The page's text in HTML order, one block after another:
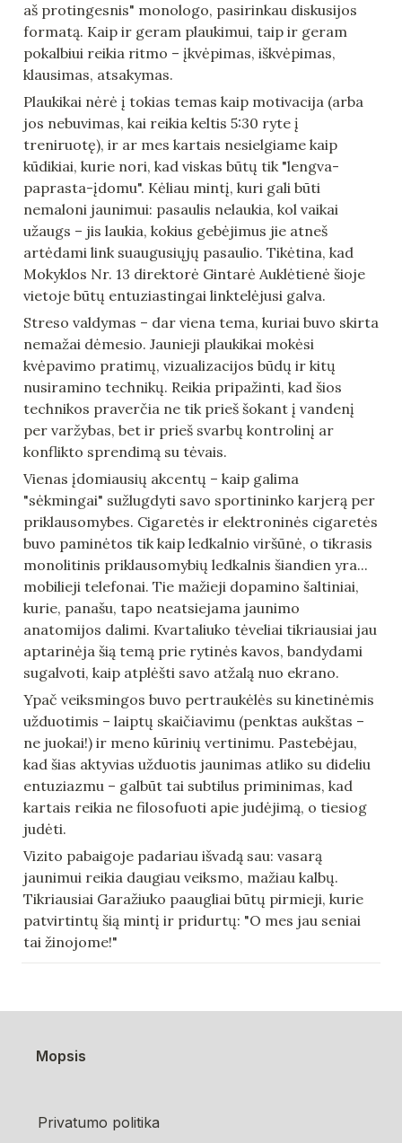
aš protingesnis" monologo, pasirinkau diskusijos
formatą. Kaip ir geram plaukimui, taip ir geram
pokalbiui reikia ritmo – įkvėpimas, iškvėpimas,
klausimas, atsakymas.
Plaukikai nėrė į tokias temas kaip motivacija (arba
jos nebuvimas, kai reikia keltis 5:30 ryte į
treniruotę), ir ar mes kartais nesielgiame kaip
kūdikiai, kurie nori, kad viskas būtų tik "lengva-
paprasta-įdomu". Kėliau mintį, kuri gali būti
nemaloni jaunimui: pasaulis nelaukia, kol vaikai
užaugs – jis laukia, kokius gebėjimus jie atneš
artėdami link suaugusiųjų pasaulio. Tikėtina, kad
Mokyklos Nr. 13 direktorė Gintarė Auklėtienė šioje
vietoje būtų entuziastingai linktelėjusi galva.
Streso valdymas – dar viena tema, kuriai buvo skirta
nemažai dėmesio. Jaunieji plaukikai mokėsi
kvėpavimo pratimų, vizualizacijos būdų ir kitų
nusiramino technikų. Reikia pripažinti, kad šios
technikos praverčia ne tik prieš šokant į vandenį
per varžybas, bet ir prieš svarbų kontrolinį ar
konflikto sprendimą su tėvais.
Vienas įdomiausių akcentų – kaip galima
"sėkmingai" sužlugdyti savo sportininko karjerą per
priklausomybes. Cigaretės ir elektroninės cigaretės
buvo paminėtos tik kaip ledkalnio viršūnė, o tikrasis
monolitinis priklausomybių ledkalnis šiandien yra...
mobilieji telefonai. Tie mažieji dopamino šaltiniai,
kurie, panašu, tapo neatsiejama jaunimo
anatomijos dalimi. Kvartaliuko tėveliai tikriausiai jau
aptarinėja šią temą prie rytinės kavos, bandydami
sugalvoti, kaip atplėšti savo atžalą nuo ekrano.
Ypač veiksmingos buvo pertraukėlės su kinetinėmis
užduotimis – laiptų skaičiavimu (penktas aukštas –
ne juokai!) ir meno kūrinių vertinimu. Pastebėjau,
kad šias aktyvias užduotis jaunimas atliko su dideliu
entuziazmu – galbūt tai subtilus priminimas, kad
kartais reikia ne filosofuoti apie judėjimą, o tiesiog
judėti.
Vizito pabaigoje padariau išvadą sau: vasarą
jaunimui reikia daugiau veiksmo, mažiau kalbų.
Tikriausiai Garažiuko paaugliai būtų pirmieji, kurie
patvirtintų šią mintį ir pridurtų: "O mes jau seniai
tai žinojome!"
Mopsis
Privatumo politika